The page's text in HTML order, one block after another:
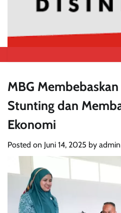
MBG
Stunting dan
Ekonomi
Posted on Juni 14, 2025 by